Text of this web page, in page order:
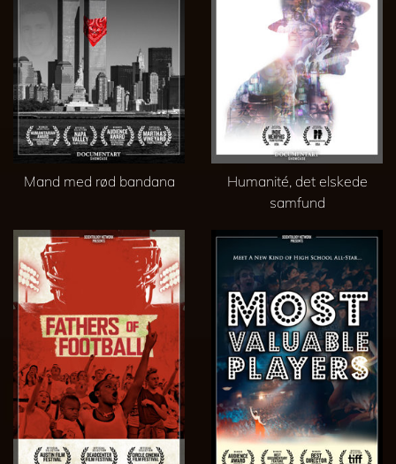
Mand med rød bandana
Humanité, det elskede
samfund